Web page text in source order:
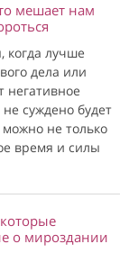
мешает нам
когда лучше
дела или
негативное
суждено будет
не только
время и силы
о мироздании